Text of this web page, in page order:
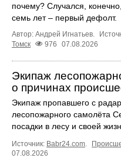
почему? Случался,
семь лет – первый дефолт.
Автор: Андрей Игнатьев.
Томск
976 07.08.2026
Экипаж
о причинах
Экипаж пропавшего с
лесопожарного самолёта
посадки в лесу и своей
Источник: Babr24.com
07.08.2026